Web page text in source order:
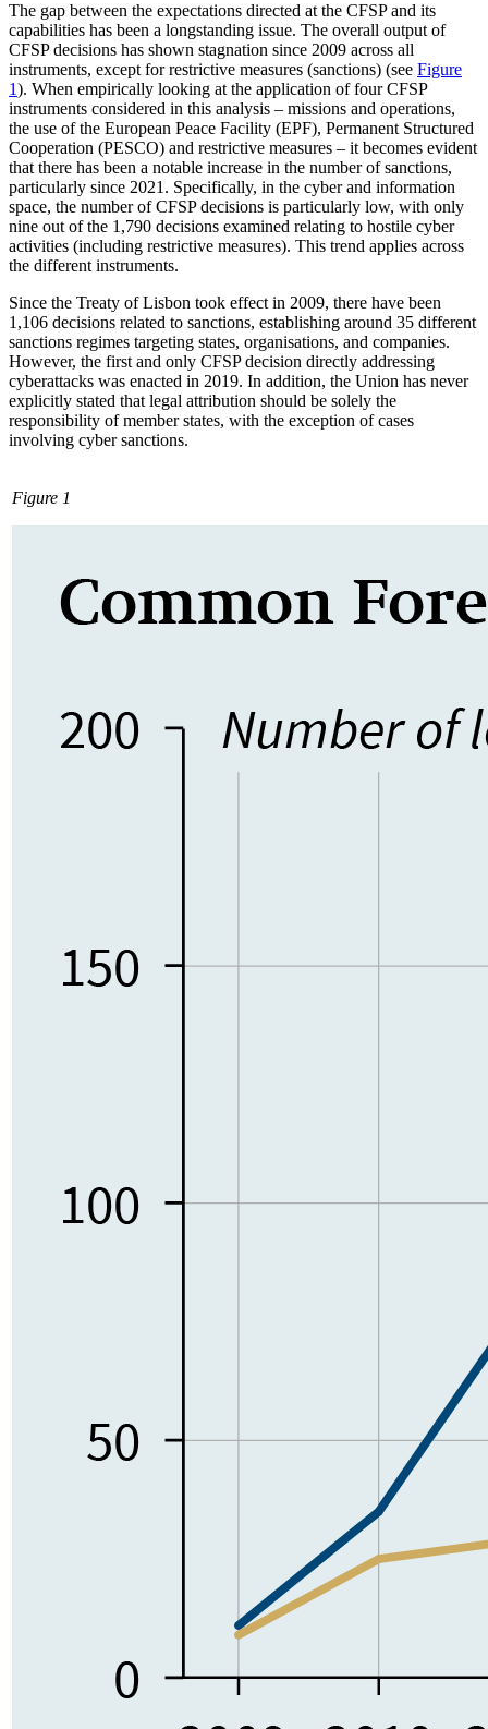
The gap between the expectations directed at the CFSP and its
capabilities has been a longstanding issue. The overall output of
CFSP decisions has shown stagnation since 2009 across all
instruments, except for re­strictive measures (sanctions) (see Figure
1). When empirically looking at the application of four CFSP
instruments considered in this analysis – missions and operations,
the use of the European Peace Facility (EPF), Permanent Structured
Cooperation (PESCO) and restrictive measures – it becomes evi­dent
that there has been a notable increase in the number of sanctions,
particularly since 2021. Specifically, in the cyber and in­formation
space, the number of CFSP deci­sions is particularly low, with only
nine out of the 1,790 decisions examined relat­ing to hostile cyber
activities (including restrictive measures). This trend applies across
the different instruments.
Since the Treaty of Lisbon took effect in 2009, there have been
1,106 decisions related to sanctions, establishing around 35 different
sanctions regimes targeting states, organisations, and companies.
How­ever, the first and only CFSP decision direct­ly addressing
cyberattacks was enacted in 2019. In addition, the Union has never
ex­plicitly stated that legal attribution should be solely the
responsibility of member states, with the exception of cases
involving cyber sanctions.
Figure 1